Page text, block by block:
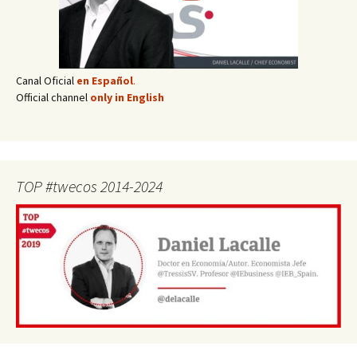
Canal Oficial en Español.
Official channel only in English
TOP #twecos 2014-2024